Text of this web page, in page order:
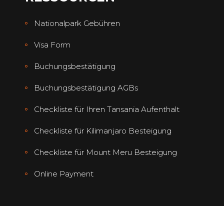
Nationalpark Gebühren
Visa Form
Buchungsbestätigung
Buchungsbestätigung AGBs
Checkliste für Ihren Tansania Aufenthalt
Checkliste für Kilimanjaro Besteigung
Checkliste für Mount Meru Besteigung
Online Payment